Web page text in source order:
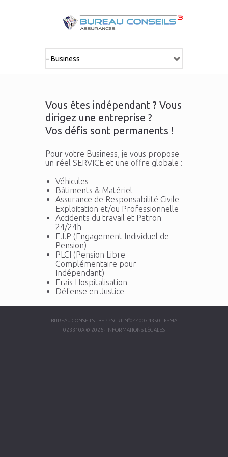
Vous êtes indépendant ? Vous
dirigez une entreprise ?
Vos défis sont permanents !
Pour votre Business, je vous propose
un réel SERVICE et une offre globale :
Véhicules
Bâtiments & Matériel
Assurance de Responsabilité Civile
Exploitation et/ou Professionnelle
Accidents du travail et Patron
24/24h
E.I.P (Engagement Individuel de
Pension)
PLCI (Pension Libre
Complémentaire pour
Indépendant)
Frais Hospitalisation
Défense en Justice
BUREAU CONSEILS - BEPP SCRL N°0440074350 - FSMA
023310A © 2026 · INFORMATIONS LÉGALES